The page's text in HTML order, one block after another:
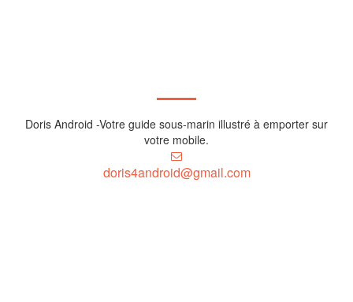
Doris Android -Votre guide sous-marin illustré à emporter sur
votre mobile.
doris4android@gmail.com